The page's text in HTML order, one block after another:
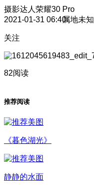
摄影达人 荣耀30 Pro
2021-01-31 06:40属地未知
关注
82阅读
推荐阅读
《暮色湖光》
静静的水面